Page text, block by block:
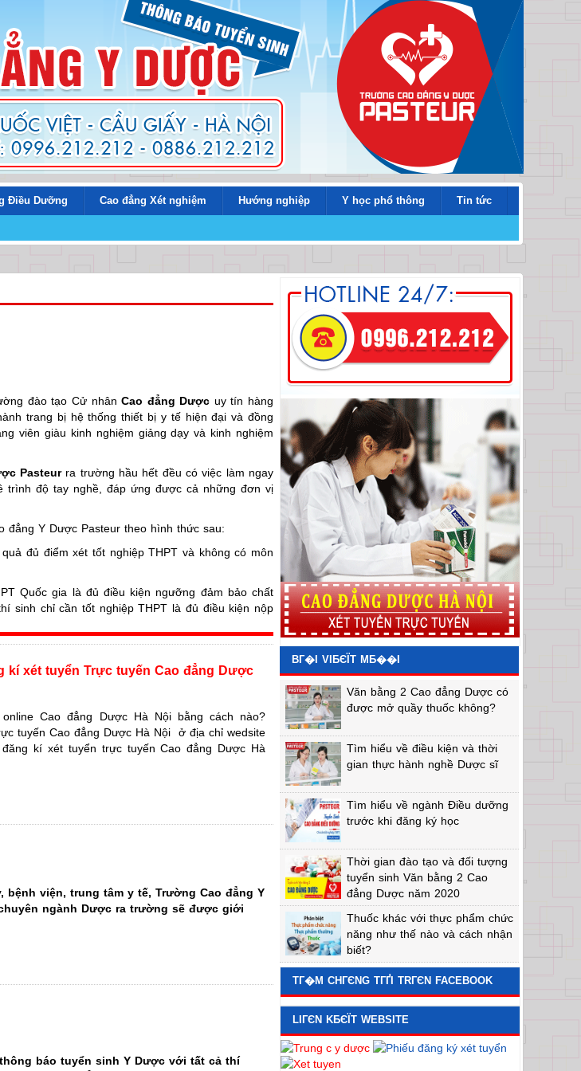
Điều Dưỡng Cao đẳng Xét nghiệm Hướng nghiệp Y học phổ thông Tin tức
đào tạo Cử nhânCao đẳng Dược uy tín hàng
trang bị hệ thống thiết bị y tế hiện đại và đồng
viên giàu kinh nghiệm giảng dạy và kinh nghiệm
Pasteurra trường hầu hết đều có việc làm ngay
trình độ tay nghề, đáp ứng được cả những đơn vị
đẳng Y Dược Pasteur theo hình thức sau:
đủ điểm xét tốt nghiệp THPT và không có môn
Quốc gia là đủ điều kiện ngưỡng đảm bảo chất
sinh chỉ cần tốt nghiệp THPT là đủ điều kiện nộp
Thí sinh đã tốt nghiệp có bằng THPT, hoặc Bổ túc
cơ hội:
nghiệp để không chỉ giỏi lý thuyết mà phải giỏi
các cơ quan tuyển dụng Dược sĩ mà không phải
Hà Nội, Học viện Quân Y, Học viện Y Dược học
viện lớn địa bàn TP. Hà Nội. Đặc biệt, Trường
viện riêng trực thuộc Nhà trường nên sinh viên
và dịch vụ việc làm Trường Cao đẳng Y Dược
kí xét tuyển Trực tuyến Cao đẳng Dược
Cao đẳng Dược Hà Nội bằng cách nào?
tuyến Cao đẳng Dược Hà Nội ở địa chỉ wedsite
kí xét tuyển trực tuyến Cao đẳng Dược Hà
viện, trung tâm y tế, Trường Cao đẳng Y
ngành Dược ra trường sẽ được giới
báo tuyển sinh Y Dược với tất cả thí
BГ�I VIБЄЇT MБ��I
Văn bằng 2 Cao đẳng Dược có
được mở quầy thuốc không?
Tìm hiểu về điều kiện và thời
gian thực hành nghề Dược sĩ
Tìm hiểu về ngành Điều dưỡng
trước khi đăng ký học
Thời gian đào tạo và đối tượng
tuyển sinh Văn bằng 2 Cao
đẳng Dược năm 2020
Thuốc khác với thực phẩm chức
năng như thế nào và cách nhận
biết?
TГ�M CHГЄNG TГҐI TRГЄN FACEBOOK
LIГЄN KБЄЇT WEBSITE